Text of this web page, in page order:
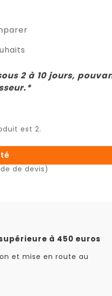
2 à 10 jours,
est 2.
de devis)
à 450 euros
et mise en route au